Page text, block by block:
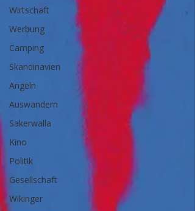
Wirtschaft
Werbung
Camping
Skandinavien
Angeln
Auswandern
Sakerwalla
Kino
Politik
Gesellschaft
Wikinger